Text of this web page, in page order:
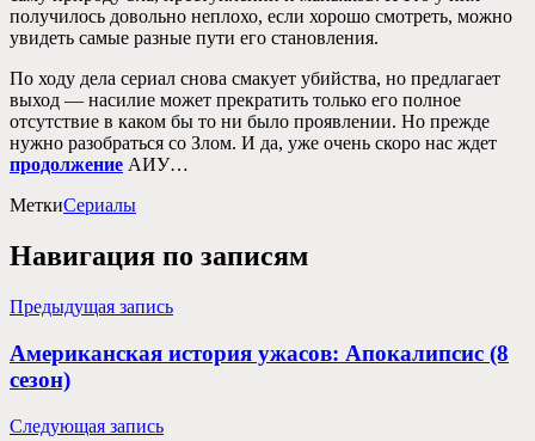
получилось довольно неплохо, если хорошо смотреть, можно
увидеть самые разные пути его становления.
По ходу дела сериал снова смакует убийства, но предлагает
выход — насилие может прекратить только его полное
отсутствие в каком бы то ни было проявлении. Но прежде
нужно разобраться со Злом. И да, уже очень скоро нас ждет
продолжение АИУ…
МеткиСериалы
Навигация по записям
Предыдущая запись
Американская история ужасов: Апокалипсис (8
сезон)
Следующая запись